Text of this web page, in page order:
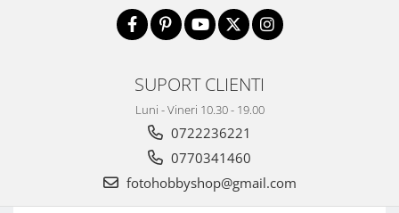
SUPORT CLIENTI
Luni - Vineri 10.30 - 19.00
0722236221
0770341460
fotohobbyshop@gmail.com